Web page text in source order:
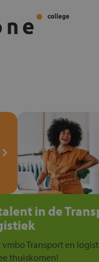
in de
vmbo Transport en
thuiskomen!